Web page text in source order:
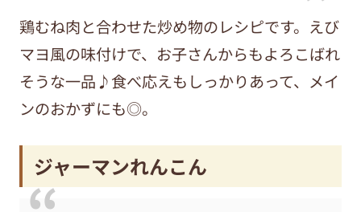
鶏むね肉と合わせた炒め物のレシピです。えび
マヨ風の味付けで、お子さんからもよろこばれ
そうな一品♪食べ応えもしっかりあって、メイ
ンのおかずにも◎。
ジャーマンれんこん